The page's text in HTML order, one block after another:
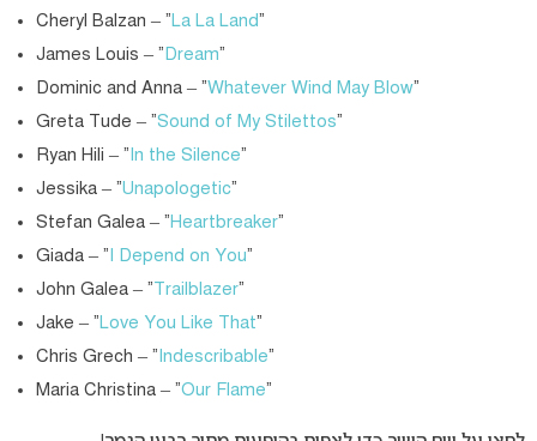
Cheryl Balzan – “La La Land“
James Louis – “Dream“
Dominic and Anna – “Whatever Wind May Blow“
Greta Tude – “Sound of My Stilettos“
Ryan Hili – “In the Silence“
Jessika – “Unapologetic“
Stefan Galea – “Heartbreaker“
Giada – “I Depend on You“
John Galea – “ Trailblazer“
Jake – “Love You Like That“
Chris Grech – “Indescribable“
Maria Christina – “Our Flame“